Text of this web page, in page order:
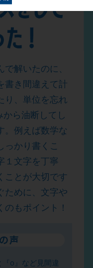
解いたのに、
書き間違えて計
り、単位を忘れ
ら油断してし
。例えば数学な
っかり書くこ
１文字を丁寧
ことが大切です
ために、文字や
もポイント！
o』など見間違